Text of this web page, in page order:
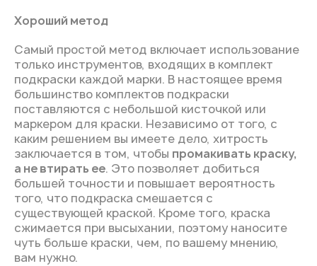
Хороший метод
Самый простой метод включает использование
только инструментов, входящих в комплект
подкраски каждой марки. В настоящее время
большинство комплектов подкраски
поставляются с небольшой кисточкой или
маркером для краски. Независимо от того, с
каким решением вы имеете дело, хитрость
заключается в том, чтобы промакивать краску,
а не втирать ее. Это позволяет добиться
большей точности и повышает вероятность
того, что подкраска смешается с
существующей краской. Кроме того, краска
сжимается при высыхании, поэтому наносите
чуть больше краски, чем, по вашему мнению,
вам нужно.